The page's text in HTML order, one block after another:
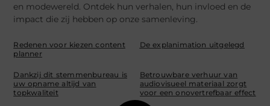
en modewereld. Ontdek hun verhalen, hun invloed en de
impact die zij hebben op onze samenleving.
Redenen voor kiezen content
planner
De explanimation uitgelegd
Dankzij dit stemmenbureau is
uw opname altijd van
topkwaliteit
Betrouwbare verhuur van
audiovisueel materiaal zorgt
voor een onovertrefbaar effect